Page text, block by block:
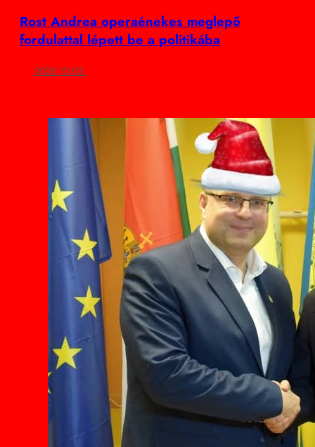
Rost Andrea operaénekes meglepő
fordulattal lépett be a politikába
2025.12.03.